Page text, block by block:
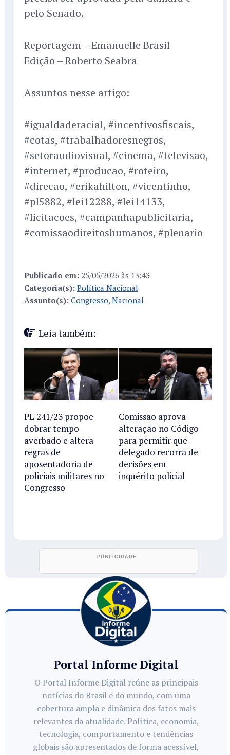
pelo Senado.
Reportagem – Emanuelle Brasil
Edição – Roberto Seabra
Assuntos nesse artigo:
#igualdaderacial, #incentivosfiscais,
#cotas, #trabalhadoresnegros,
#setoraudiovisual, #cinema, #televisao,
#internet, #producao, #roteiro,
#direcao, #erikahilton, #vicentinho,
#pl5882, #lei12288, #lei14133,
#licitacoes, #campanhapublicitaria,
#comissaodireitoshumanos, #plenario
Publicado em: 25/05/2026 às 13:43
Categoria(s): Política Nacional
Assunto(s): Congresso, Nacional
Leia também:
PL 241/23 propõe
dobrar tempo
averbado e altera
regras de
aposentadoria de
policiais militares no
Congresso
Comissão aprova
alteração no Código
para permitir que
delegado recorra de
decisões em
inquérito policial
Portal Informe Digital
O Portal Informe Digital reúne as principais
notícias do Brasil e do mundo, com uma
cobertura ampla e dinâmica dos fatos mais
relevantes da atualidade. Política, economia,
tecnologia, comportamento e tendências
globais são apresentados de forma acessível,